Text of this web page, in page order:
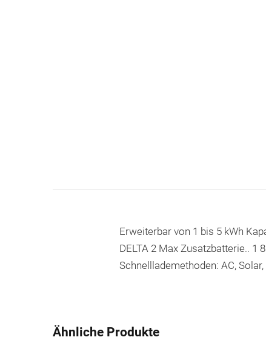
Erweiterbar von 1 bis 5 kWh
DELTA 2 Max Zusatzbatterie.. 1
Schnelllademethoden: AC,
Ähnliche Produkte